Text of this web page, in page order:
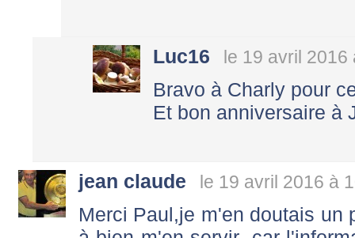
Luc16 le 19 avril 2016
Bravo à Charly pour
Et bon anniversaire à
jean claude le 19 avril 2016 à
Merci Paul,je m'en doutais un